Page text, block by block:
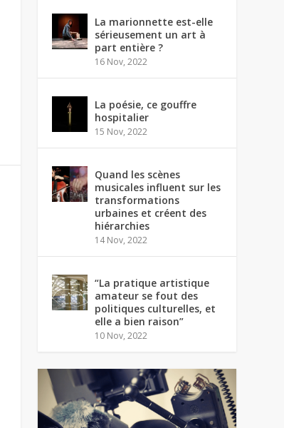
La marionnette est-elle
sérieusement un art à
part entière ?
16 Nov, 2022
La poésie, ce gouffre
hospitalier
15 Nov, 2022
Quand les scènes
musicales influent sur les
transformations
urbaines et créent des
hiérarchies
14 Nov, 2022
“La pratique artistique
amateur se fout des
politiques culturelles, et
elle a bien raison”
10 Nov, 2022